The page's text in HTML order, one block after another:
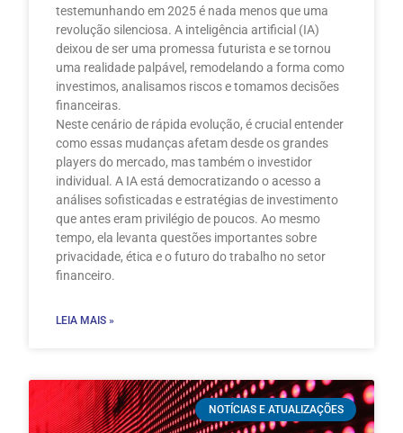
testemunhando em 2025 é nada menos que uma
revolução silenciosa. A inteligência artificial (IA)
deixou de ser uma promessa futurista e se tornou
uma realidade palpável, remodelando a forma como
investimos, analisamos riscos e tomamos decisões
financeiras.
Neste cenário de rápida evolução, é crucial entender
como essas mudanças afetam desde os grandes
players do mercado, mas também o investidor
individual. A IA está democratizando o acesso a
análises sofisticadas e estratégias de investimento
que antes eram privilégio de poucos. Ao mesmo
tempo, ela levanta questões importantes sobre
privacidade, ética e o futuro do trabalho no setor
financeiro.
LEIA MAIS »
NOTÍCIAS E ATUALIZAÇÕES